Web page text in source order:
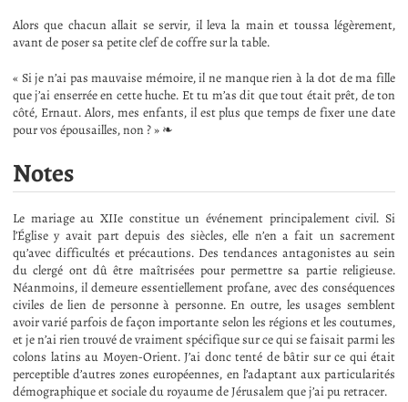
Alors que chacun allait se servir, il leva la main et toussa légèrement,
avant de poser sa petite clef de coffre sur la table.
« Si je n’ai pas mauvaise mémoire, il ne manque rien à la dot de ma fille
que j’ai enserrée en cette huche. Et tu m’as dit que tout était prêt, de ton
côté, Ernaut. Alors, mes enfants, il est plus que temps de fixer une date
pour vos épousailles, non ? » ❧
Notes
Le mariage au XIIe constitue un événement principalement civil. Si
l’Église y avait part depuis des siècles, elle n’en a fait un sacrement
qu’avec difficultés et précautions. Des tendances antagonistes au sein
du clergé ont dû être maîtrisées pour permettre sa partie religieuse.
Néanmoins, il demeure essentiellement profane, avec des conséquences
civiles de lien de personne à personne. En outre, les usages semblent
avoir varié parfois de façon importante selon les régions et les coutumes,
et je n’ai rien trouvé de vraiment spécifique sur ce qui se faisait parmi les
colons latins au Moyen-Orient. J’ai donc tenté de bâtir sur ce qui était
perceptible d’autres zones européennes, en l’adaptant aux particularités
démographique et sociale du royaume de Jérusalem que j’ai pu retracer.